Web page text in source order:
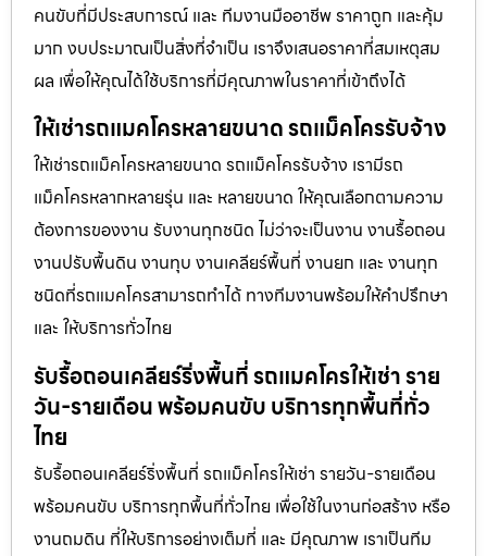
คนขับที่มีประสบการณ์ และ ทีมงานมืออาชีพ ราคาถูก และคุ้ม
มาก งบประมาณเป็นสิ่งที่จำเป็น เราจึงเสนอราคาที่สมเหตุสม
ผล เพื่อให้คุณได้ใช้บริการที่มีคุณภาพในราคาที่เข้าถึงได้
ให้เช่ารถแมคโครหลายขนาด รถแม็คโครรับจ้าง
ให้เช่ารถแม็คโครหลายขนาด รถแม็คโครรับจ้าง เรามีรถ
แม็คโครหลากหลายรุ่น และ หลายขนาด ให้คุณเลือกตามความ
ต้องการของงาน รับงานทุกชนิด ไม่ว่าจะเป็นงาน งานรื้อถอน
งานปรับพื้นดิน งานทุบ งานเคลียร์พื้นที่ งานยก และ งานทุก
ชนิดที่รถแมคโครสามารถทำได้ ทางทีมงานพร้อมให้คำปรึกษา
และ ให้บริการทั่วไทย
รับรื้อถอนเคลียร์ริ่งพื้นที่ รถแมคโครให้เช่า ราย
วัน-รายเดือน พร้อมคนขับ บริการทุกพื้นที่ทั่ว
ไทย
รับรื้อถอนเคลียร์ริ่งพื้นที่ รถแม็คโครให้เช่า รายวัน-รายเดือน
พร้อมคนขับ บริการทุกพื้นที่ทั่วไทย เพื่อใช้ในงานก่อสร้าง หรือ
งานถมดิน ที่ให้บริการอย่างเต็มที่ และ มีคุณภาพ เราเป็นทีม